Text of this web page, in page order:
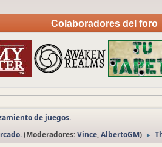
Colaboradores del foro
de juegos.
(Moderadores:Vince,AlbertoGM) ►